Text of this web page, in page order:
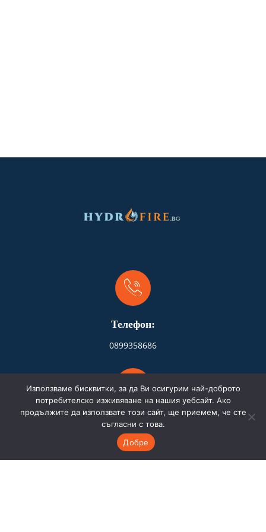
Телефон:
0899358686
Адрес:
Бургас
Използваме бисквитки, за да Ви осигурим най-доброто
потребителско изживяване на нашия уебсайт. Ако
продължите да използвате този сайт, ще приемем, че сте
съгласни с това.
Добре